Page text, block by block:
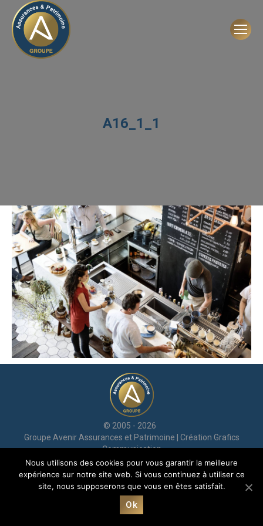
A16_1_1
© 2005 - 2026
Groupe Avenir Assurances et Patrimoine | Création Grafics
Communication
Mentions légales|RGPD| Avenir© marque déposée jusqu’en
2025
Nous utilisons des cookies pour vous garantir la meilleure
expérience sur notre site web. Si vous continuez à utiliser ce
site, nous supposerons que vous en êtes satisfait.
Ok